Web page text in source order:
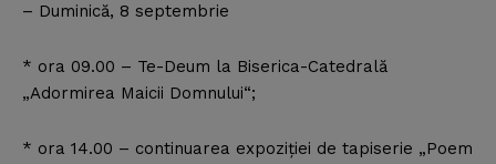
– Duminică, 8 septembrie
* ora 09.00 – Te-Deum la Biserica-Catedrală
„Adormirea Maicii Domnului“;
* ora 14.00 – continuarea expoziţiei de tapiserie „Poem